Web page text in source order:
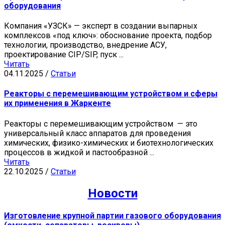
оборудования
Компания «УЗСК» — эксперт в создании выпарных
комплексов «под ключ»: обоснование проекта, подбор
технологии, производство, внедрение АСУ,
проектирование CIP/SIP, пуск ...
Читать
04.11.2025 / Статьи
Реакторы с перемешивающим устройством и сферы
их применения в Жаркенте
Реакторы с перемешивающим устройством — это
универсальный класс аппаратов для проведения
химических, физико-химических и биотехнологических
процессов в жидкой и пастообразной ...
Читать
22.10.2025 / Статьи
Новости
Изготовление крупной партии газового оборудования